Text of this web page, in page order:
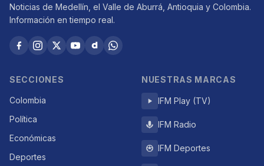
Noticias de Medellín, el Valle de Aburrá, Antioquia y Colombia.
Información en tiempo real.
SECCIONES
Colombia
Política
Económicas
Deportes
NUESTRAS MARCAS
IFM Play (TV)
IFM Radio
IFM Deportes